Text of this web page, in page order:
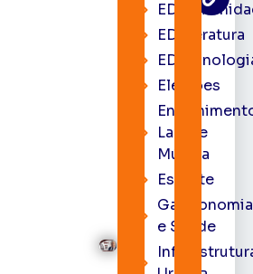
de
EDliteratura
Eleições
Lazer e
Música
Esporte
Gastronomia
e Saúde